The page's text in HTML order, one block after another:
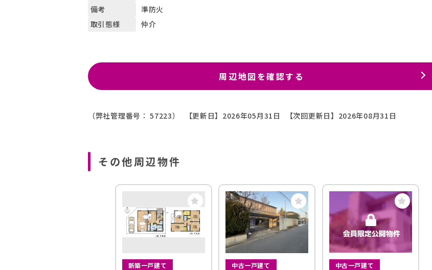
備考
準防火
取引態様
仲介
周辺地図を確認する
（弊社管理番号： 57223） 【更新日】2026年05月31日 【次回更新日】2026年08月31日
その他周辺物件
新築一戸建て 中古一戸建て 中古一戸建て